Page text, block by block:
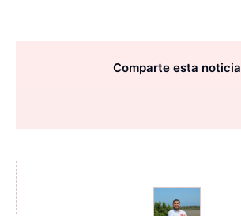
Comparte esta noticia